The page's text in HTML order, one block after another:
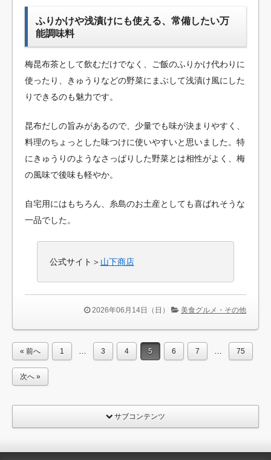
ふりかけや浅漬けにも使える、常備したい万
能調味料
梅昆布茶として飲むだけでなく、ご飯のふりかけ代わりに
使ったり、きゅうりなどの野菜にまぶして浅漬け風にした
りできるのも魅力です。
昆布だしの旨みがあるので、少量でも味が決まりやすく、
料理のちょっとした味つけに使いやすいと思いました。特
にきゅうりのようなさっぱりした野菜とは相性がよく、梅
の風味で後味も軽やか。
自宅用にはもちろん、糸島のお土産としても喜ばれそうな
一品でした。
公式サイト＞ 山下商店
2026年06月14日（日） 美食グルメ・その他
« 前へ 1 3 4 5 6 7 75
次へ »
サブコンテンツ